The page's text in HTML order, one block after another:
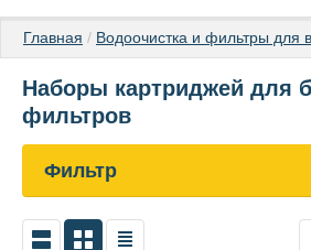
Главная / Водоочистка и фильтры для
Наборы картриджей для
фильтров
Фильтр